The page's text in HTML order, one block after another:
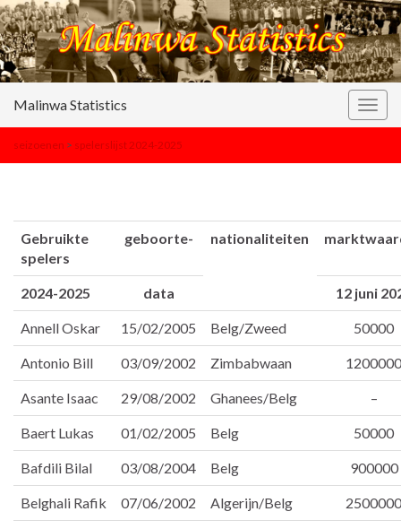
Malinwa Statistics
seizoenen > spelerslijst 2024-2025
Gebruikte
spelers
geboorte- nationaliteiten
2024-2025 data 12 juni
Annell Oskar 15/02/2005 Belg/Zweed 50000
Antonio Bill 03/09/2002 Zimbabwaan 1200000
Asante Isaac 29/08/2002 Ghanees/Belg –
Baert Lukas 01/02/2005 Belg 50000
Bafdili Bilal 03/08/2004 Belg 900000
Belghali Rafik 07/06/2002 Algerijn/Belg 2500000